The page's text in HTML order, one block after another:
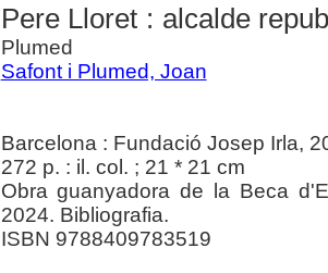
Pere Lloret : alcalde
Plumed
Safont i Plumed, Joan
Barcelona : Fundació Josep Irla,
272 p. : il. col. ; 21 * 21 cm
Obra guanyadora de la Beca
2024. Bibliografia.
ISBN 9788409783519